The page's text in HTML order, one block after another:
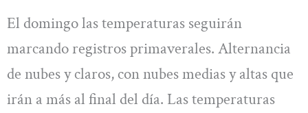
El domingo las temperaturas seguirán
marcando registros primaverales. Alternancia
de nubes y claros, con nubes medias y altas que
irán a más al final del día. Las temperaturas